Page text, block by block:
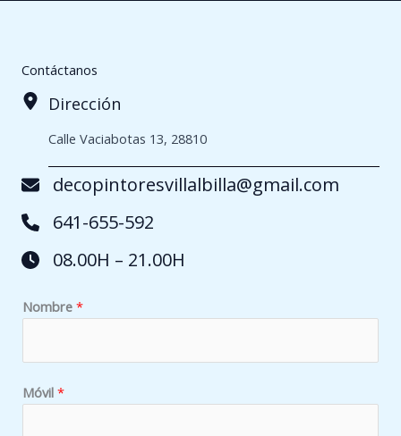
Contáctanos
Dirección
Calle Vaciabotas 13, 28810
decopintoresvillalbilla@gmail.com
641-655-592
08.00H – 21.00H
Nombre *
Móvil *